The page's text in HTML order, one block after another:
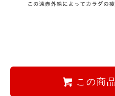
この商